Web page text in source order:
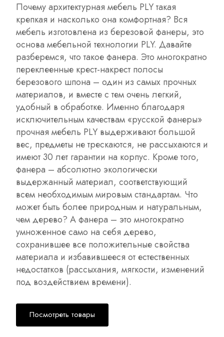
Почему архитектурная мебель PLY такая
крепкая и насколько она комфортная? Вся
мебель изготовлена из березовой фанеры, это
основа мебельной технологии PLY. Давайте
разберемся, что такое фанера. Это многократно
переклеенные крест-накрест полосы
березового шпона – один из самых прочных
материалов, и вместе с тем очень легкий,
удобный в обработке. Именно благодаря
исключительным качествам «русской фанеры»
прочная мебель PLY выдерживают большой
вес, предметы не трескаются, не рассыхаются и
имеют 30 лет гарантии на корпус. Кроме того,
фанера – абсолютно экологически
выдержанный материал, соответствующий
всем необходимым мировым стандартам. Что
может быть более природным и натуральным,
чем дерево? А фанера – это многократно
умноженное само на себя дерево,
сохранившее все положительные свойства
материала и избавившееся от естественных
недостатков (рассыхания, мягкости, изменений
под воздействием времени).
Посмотреть товары